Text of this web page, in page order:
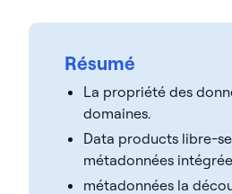
Résumé
La propriété des
domaines.
Data products libre-
métadonnées
métadonnées la